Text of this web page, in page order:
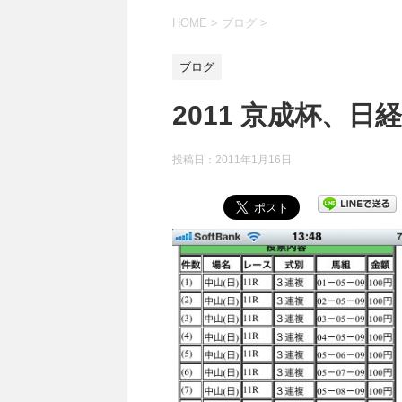
HOME > ブログ >
ブログ
2011 京成杯、日
投稿日： 2011年1月16日